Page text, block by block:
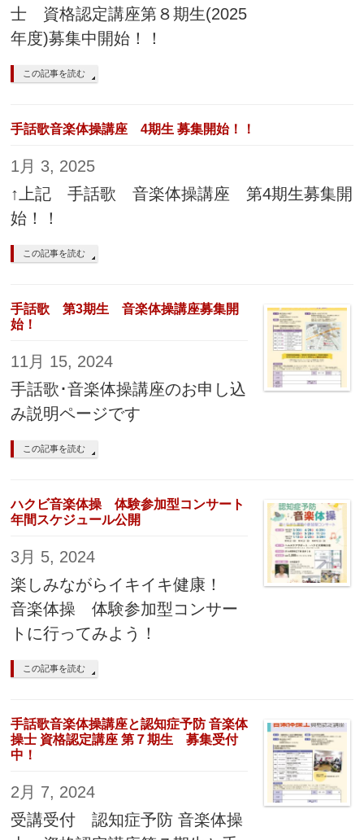
士 資格認定講座第８期生(2025
年度)募集中開始！！
この記事を読む
手話歌音楽体操講座 4期生 募集開始！！
1月 3, 2025
↑上記 手話歌 音楽体操講座 第4期生募集開
始！！
この記事を読む
手話歌 第3期生 音楽体操講座募集開
始！
11月 15, 2024
手話歌･音楽体操講座のお申し込
み説明ページです
この記事を読む
ハクビ音楽体操 体験参加型コンサート
年間スケジュール公開
3月 5, 2024
楽しみながらイキイキ健康！
音楽体操 体験参加型コンサー
トに行ってみよう！
この記事を読む
手話歌音楽体操講座と認知症予防 音楽体
操士 資格認定講座 第７期生 募集受付
中！
2月 7, 2024
受講受付 認知症予防 音楽体操